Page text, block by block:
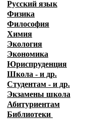
Русский язык
Физика
Философия
Химия
Экология
Экономика
Юриспруденция
Школа - и др.
Студентам - и др.
Экзамены школа
Абитуриентам
Библиотеки